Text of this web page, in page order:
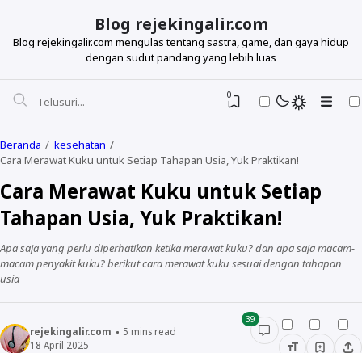
Blog rejekingalir.com
Blog rejekingalir.com mengulas tentang sastra, game, dan gaya hidup
dengan sudut pandang yang lebih luas
0
Beranda
kesehatan
Cara Merawat Kuku untuk Setiap Tahapan Usia, Yuk Praktikan!
Cara Merawat Kuku untuk Setiap
Tahapan Usia, Yuk Praktikan!
Apa saja yang perlu diperhatikan ketika merawat kuku? dan apa saja macam-
macam penyakit kuku? berikut cara merawat kuku sesuai dengan tahapan
usia
rejekingalir.com 5 mins read
18 April 2025
39